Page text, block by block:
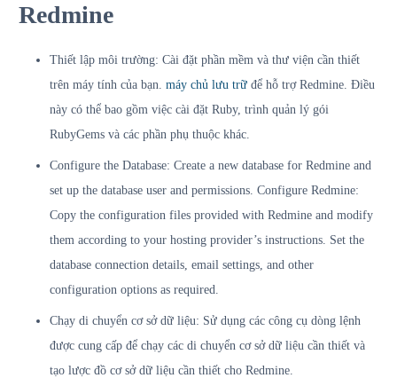
Redmine
Thiết lập môi trường: Cài đặt phần mềm và thư viện cần thiết
trên máy tính của bạn. máy chủ lưu trữ để hỗ trợ Redmine. Điều
này có thể bao gồm việc cài đặt Ruby, trình quản lý gói
RubyGems và các phần phụ thuộc khác.
Configure the Database: Create a new database for Redmine and
set up the database user and permissions. Configure Redmine:
Copy the configuration files provided with Redmine and modify
them according to your hosting provider’s instructions. Set the
database connection details, email settings, and other
configuration options as required.
Chạy di chuyển cơ sở dữ liệu: Sử dụng các công cụ dòng lệnh
được cung cấp để chạy các di chuyển cơ sở dữ liệu cần thiết và
tạo lược đồ cơ sở dữ liệu cần thiết cho Redmine.